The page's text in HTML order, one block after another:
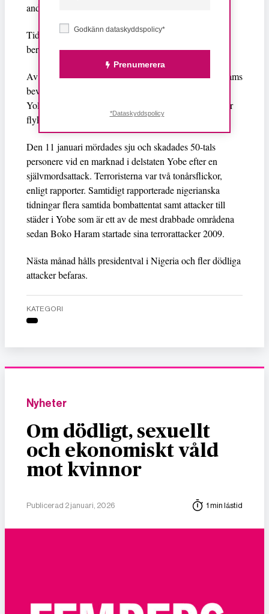
andra.
Tidningen skriver att flera överlevare bekräftat hans
berättelse.
Av de barn i staden Baga som lyckades fly Boko Harams
beväpnade män, finns 140 på flyktingförläggningen i
Yola som saknar sina föräldrar, säger den ansvariga för
flyktingförläggningen tillThe Guardian
Den 11 januari mördades sju och skadades 50-tals
personere vid en marknad i delstaten Yobe efter en
självmordsattack. Terroristerna var två tonårsflickor,
enligt rapporter. Samtidigt rapporterade nigerianska
tidningar flera samtida bombattentat samt attacker till
städer i Yobe som är ett av de mest drabbade områdena
sedan Boko Haram startade sina terrorattacker 2009.
Nästa månad hålls presidentval i Nigeria och fler dödliga
attacker befaras.
KATEGORI
Nyheter
Om dödligt, sexuellt
och ekonomiskt våld
mot kvinnor
Publicerad 2 januari, 2026 1 min lästid
Godkänn dataskyddspolicy*
Prenumerera
*Dataskyddspolicy